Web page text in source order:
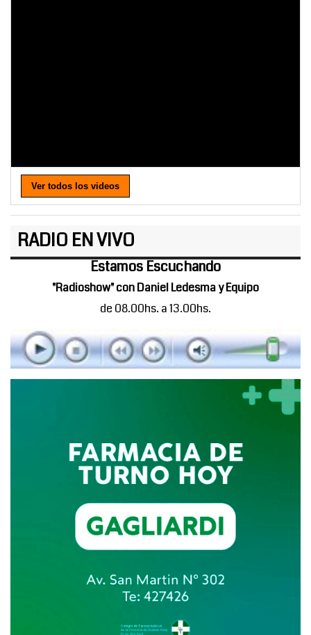
Ver todos los videos
RADIO EN VIVO
Estamos Escuchando
"Radioshow" con Daniel Ledesma y Equipo
de 08.00hs. a 13.00hs.